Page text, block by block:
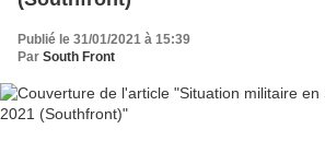
Publié le 31/01/2021 à 15:39
Par South Front